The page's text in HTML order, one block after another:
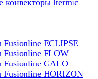
конвекторы Itermic
Fusionline ECLIPSE
Fusionline FLOW
Fusionline GALO
Fusionline HORIZON